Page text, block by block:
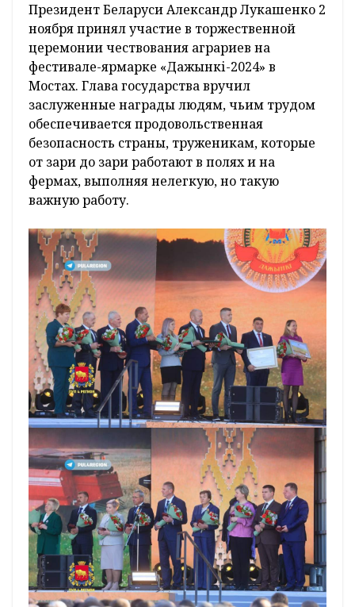
Президент Беларуси Александр Лукашенко 2
ноября принял участие в торжественной
церемонии чествования аграриев на
фестивале-ярмарке «Дажынкі-2024» в
Мостах. Глава государства вручил
заслуженные награды людям, чьим трудом
обеспечивается продовольственная
безопасность страны, труженикам, которые
от зари до зари работают в полях и на
фермах, выполняя нелегкую, но такую
важную работу.